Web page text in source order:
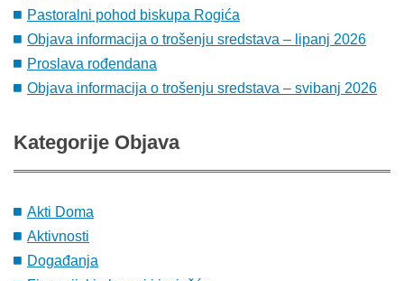
Pastoralni pohod biskupa Rogića
Objava informacija o trošenju sredstava – lipanj 2026
Proslava rođendana
Objava informacija o trošenju sredstava – svibanj 2026
Kategorije Objava
Akti Doma
Aktivnosti
Događanja